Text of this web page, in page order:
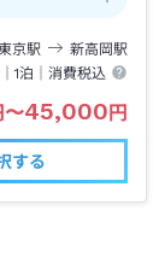
京駅 新高岡駅
1泊 ｜消費税込
〜45,000 円
する